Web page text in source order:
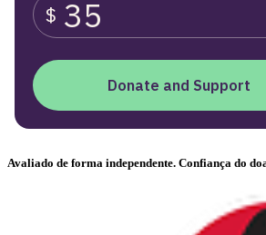
Avaliado de forma independente. Confiança do